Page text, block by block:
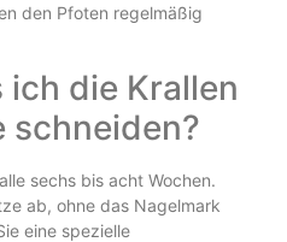
den Pfoten regelmäßig
die Krallen
schneiden?
sechs bis acht Wochen.
ab, ohne das Nagelmark
eine spezielle